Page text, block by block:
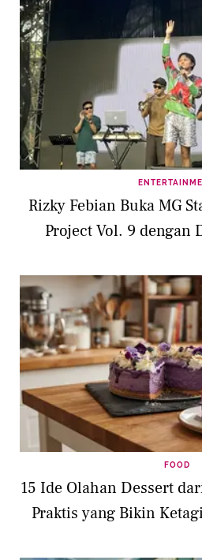
Rizky Febian Buka MG
Project Vol. 9 dengan
FOOD
15 Ide Olahan Dessert
Praktis yang Bikin